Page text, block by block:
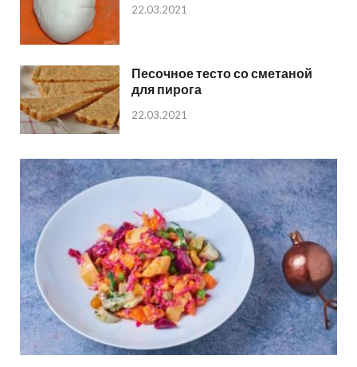
22.03.2021
Песочное тесто со сметаной
для пирога
22.03.2021